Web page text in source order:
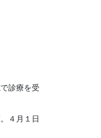
診療を受
４月１日